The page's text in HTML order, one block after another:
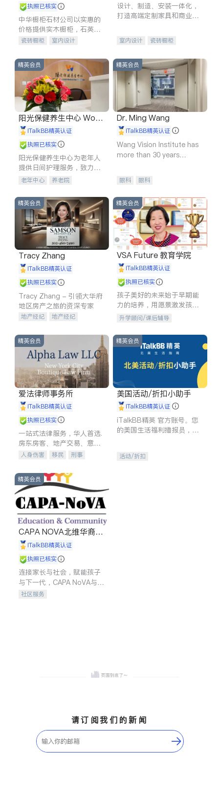
执照已核实
中华橱柜石材公司以实惠的
价格提供实木橱柜，石英石
台面，多种优质不锈钢水
质厨房，家的选择。
瓷砖橱柜
室内设计
室内装修
设计、制造、安装一体化，
打造高端定制家具和商业空
室内设计
瓷砖橱柜
售前软装staging
室内装修
精英会员
阳光保健养生中心 World
shine
iTalkBB精英认证
执照已核实
阳光保健养生中心为老年人
提供日间护理服务，致力于
通过持续的护理创新来有效
老年中心 养老院
精英会员
Dr. Ming Wang
iTalkBB精英认证
Wang Vision Institute has
more than 30 years
眼科 眼科
精英会员
Tracy Zhang
iTalkBB精英认证
执照已核实
Tracy Zhang - 引领大华府
地区房产之旅的资深专家
地产经纪
地产经纪
商铺租售
精英会员
VSA Future 教育学院
iTalkBB精英认证
执照已核实
孩子美好的未来始于早期能
力的培养，用愿景激发孩子
的学习潜力和动力。理念：
石。
升学顾问/课后辅导
精英会员
爱法律师事务所
iTalkBB精英认证
执照已核实
一站式法律服务，华人首选.
房东房客、地产交易、意外
伤害、车祸重伤、商业诉
建筑合同、刑事案件全包办
人身伤害 移民
刑事
信托/遗嘱
商业
索赔
律师-其它 保释
精英会员
美国活动/折扣小助手
iTalkBB精英认证
iTalkBB精英 官方账号。您
的美国生活福利播报员，精
专属福利。
活动/折扣
精英会员
CAPA NOVA北维华裔家
长会iTalkBB精英认证
执照已核实
连接家长与社会，赋能孩子
与下一代，CAPA NoVA与您
携手建设包容、公平、充满
社区服务
请订阅我们的新闻